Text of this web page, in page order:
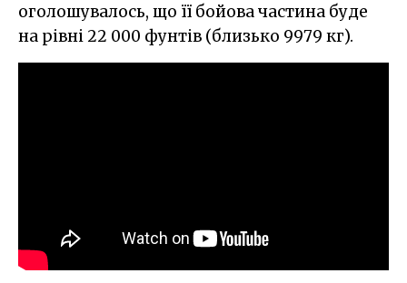
оголошувалось, що її бойова частина буде
на рівні 22 000 фунтів (близько 9979 кг).